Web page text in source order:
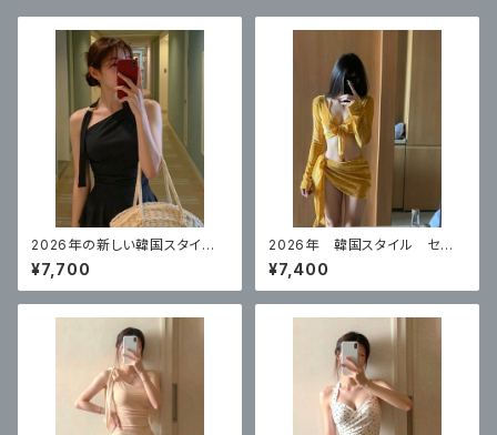
2026年の新しい韓国スタイ
ル ハイエンドのワンピースブ
ラックスカートスタイル 体型カ
バー
¥7,700
2026年 韓国スタイル セク
シービキニイエロー 4点セット
¥7,400